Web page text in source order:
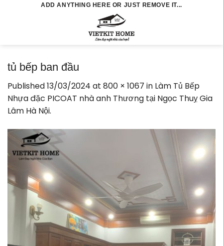
ADD ANYTHING HERE OR JUST REMOVE IT...
tủ bếp ban đầu
Published13/03/2024 at 800 × 1067 in Làm Tủ Bếp
Nhựa đặc PICOAT nhà anh Thương tại Ngọc Thuỵ Gia
Lâm Hà Nội.